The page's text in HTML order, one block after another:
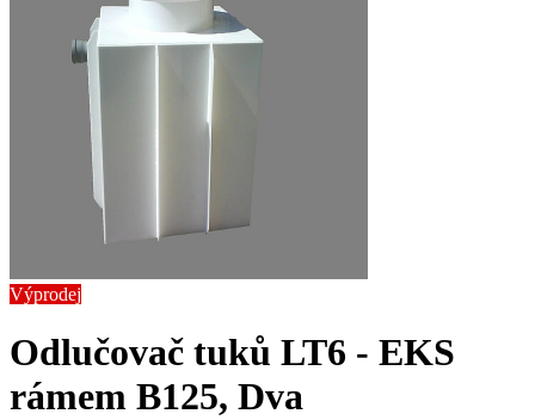
Výprodej
Odlučovač tuků LT6 - EKS
rámem B125, Dva